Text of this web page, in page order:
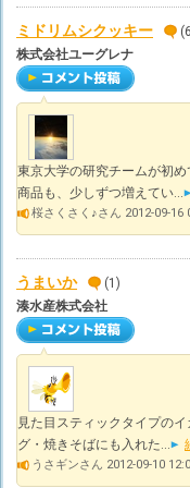
ミドリムシクッキー
株式会社ユーグレナ
東京大学の研究チームが初
商品も、少しずつ増えてい...
桜さくさく♪さん 2012-09-16
うまいか
(1)
湊水産株式会社
見た目スティックタイプの
グ・焼きそばにも入れた...
うさギンさん 2012-09-10